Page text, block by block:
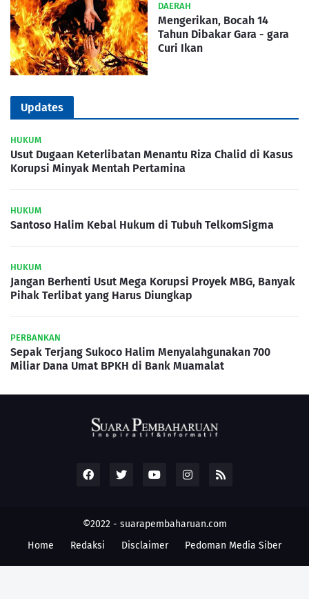
DAERAH
Mengerikan, Bocah 14
Tahun Dibakar Gara - gara
Curi Ikan
Updates
HUKUM
Usut Dugaan Keterlibatan Menantu Riza Chalid di Kasus
Korupsi Minyak Mentah Pertamina
HUKUM
Santoso Halim Kebal Hukum di Tubuh TelkomSigma
HUKUM
Jangan Berhenti Usut Mega Korupsi Proyek MBG, Banyak
Pihak Terlibat yang Harus Diungkap
PERBANKAN
Sepak Terjang Sukoco Halim Menyalahgunakan 700
Miliar Dana Umat BPKH di Bank Muamalat
©2022 - suarapembaharuan.com
Home
Redaksi Disclaimer Pedoman Media Siber